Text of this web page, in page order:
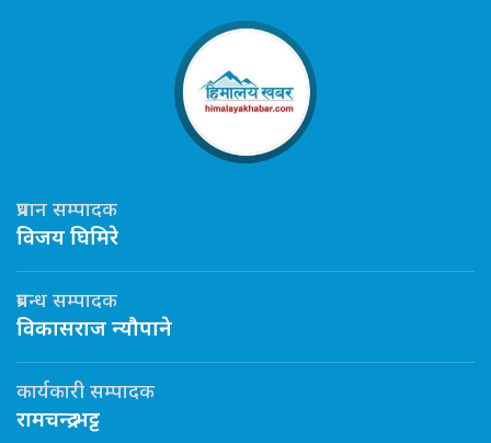
प्रधान सम्पादक
विजय घिमिरे
प्रबन्ध सम्पादक
विकासराज न्यौपाने
कार्यकारी सम्पादक
रामचन्द्र भट्ट